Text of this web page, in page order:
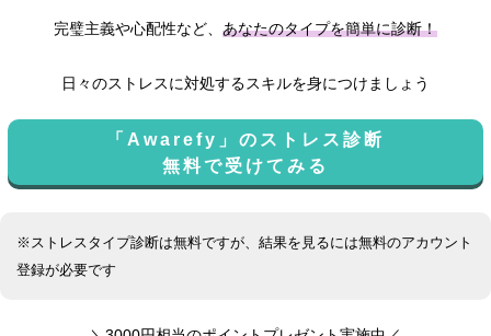
完璧主義や心配性など、 あなたのタイプを簡単に診断！
日々のストレスに対処するスキルを身につけましょう
「Awarefy」のストレス診断
無料で受けてみる
※ストレスタイプ診断は無料ですが、結果を見るには無料のアカウント
登録が必要です